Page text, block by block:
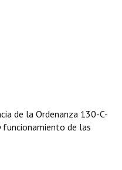
de la Ordenanza 130-C-
de las